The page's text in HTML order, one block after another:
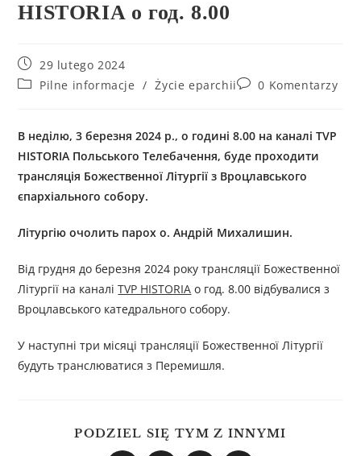
HISTORIA о год. 8.00
29 lutego 2024
Pilne informacje / Życie eparchii 0 Komentarzy
В неділю, 3 березня 2024 р., о годині 8.00 на каналі TVP
HISTORIA Польського Телебачення, буде проходити
трансляція Божественної Літургії з Вроцлавського
єпархіального собору.
Літургію очолить парох о. Андрій Михалишин.
Від грудня до березня 2024 року трансляції Божественної
Літургії на каналіTVP HISTORIA о год. 8.00 відбувалися з
Вроцлавського катедрального собору.
У наступні три місяці трансляції Божественної Літургії
будуть транслюватися з Перемишля.
PODZIEL SIĘ TYM Z INNYMI